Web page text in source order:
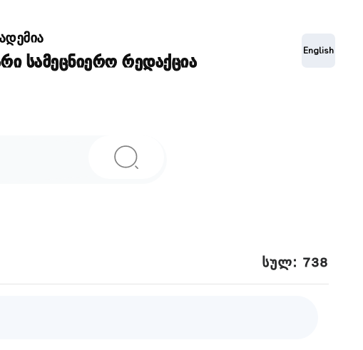
სამეცნიერო რედაქცია
English
სულ: 738